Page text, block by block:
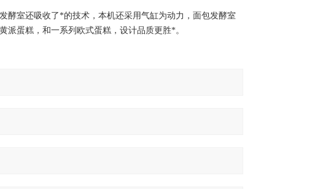
酵室还吸收了*的技术，本机还采用气缸为动力，面包发酵室
派蛋糕，和一系列欧式蛋糕，设计品质更胜*。